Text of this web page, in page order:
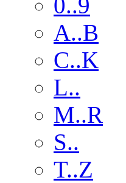
A..B
C..K
L..
M..R
S..
T..Z